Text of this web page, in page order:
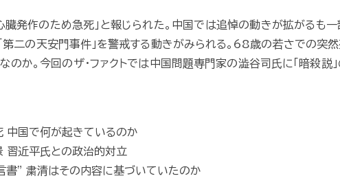
発作のため急死」と報じられた。中国では追悼の動きが拡がるも
第二の天安門事件」を警戒する動きがみられる。68歳の若さでの突然
のか。今回のザ・ファクトでは中国問題専門家の澁谷司氏に「暗殺説
国で何が起きているのか
近平氏との政治的対立
” 粛清はその内容に基づいていたのか